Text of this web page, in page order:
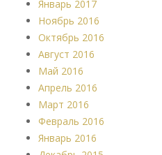
Январь 2017
Ноябрь 2016
Октябрь 2016
Август 2016
Май 2016
Апрель 2016
Март 2016
Февраль 2016
Январь 2016